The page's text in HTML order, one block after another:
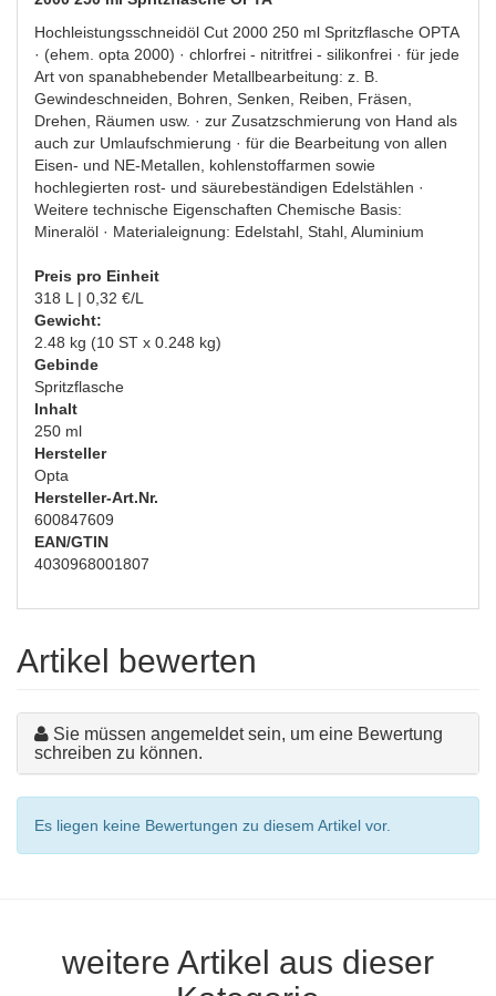
Hochleistungsschneidöl Cut 2000 250 ml Spritzflasche OPTA
· (ehem. opta 2000) · chlorfrei - nitritfrei - silikonfrei · für jede
Art von spanabhebender Metallbearbeitung: z. B.
Gewindeschneiden, Bohren, Senken, Reiben, Fräsen,
Drehen, Räumen usw. · zur Zusatzschmierung von Hand als
auch zur Umlaufschmierung · für die Bearbeitung von allen
Eisen- und NE-Metallen, kohlenstoffarmen sowie
hochlegierten rost- und säurebeständigen Edelstählen ·
Weitere technische Eigenschaften Chemische Basis:
Mineralöl · Materialeignung: Edelstahl, Stahl, Aluminium
Preis pro Einheit
318 L | 0,32 €/L
Gewicht:
2.48 kg (10 ST x 0.248 kg)
Gebinde
Spritzflasche
Inhalt
250 ml
Hersteller
Opta
Hersteller-Art.Nr.
600847609
EAN/GTIN
4030968001807
Artikel bewerten
Sie müssen angemeldet sein, um eine Bewertung
schreiben zu können.
Es liegen keine Bewertungen zu diesem Artikel vor.
weitere Artikel aus dieser